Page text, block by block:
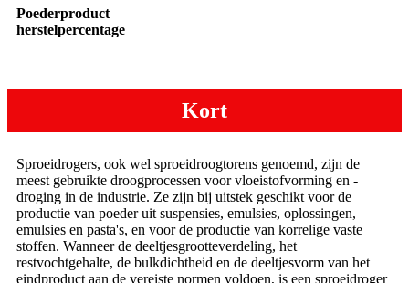
Poederproduct
herstelpercentage
Kort
Sproeidrogers, ook wel sproeidroogtorens genoemd, zijn de
meest gebruikte droogprocessen voor vloeistofvorming en -
droging in de industrie. Ze zijn bij uitstek geschikt voor de
productie van poeder uit suspensies, emulsies, oplossingen,
emulsies en pasta's, en voor de productie van korrelige vaste
stoffen. Wanneer de deeltjesgrootteverdeling, het
restvochtgehalte, de bulkdichtheid en de deeltjesvorm van het
eindproduct aan de vereiste normen voldoen, is een sproeidroger